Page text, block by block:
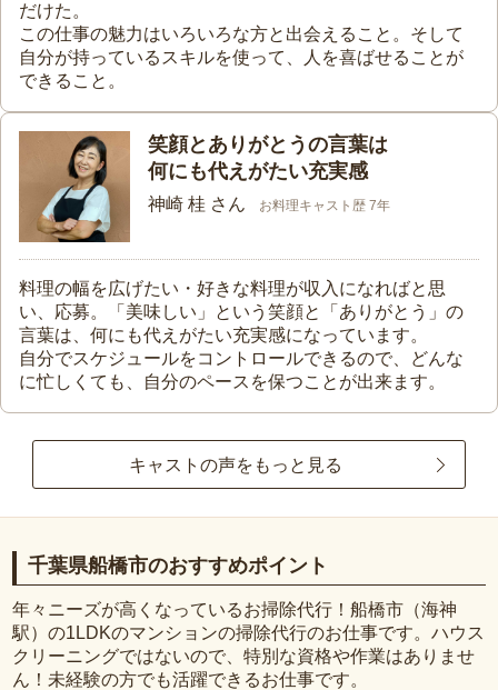
だけた。
この仕事の魅力はいろいろな方と出会えること。そして
自分が持っているスキルを使って、人を喜ばせることが
できること。
笑顔とありがとうの言葉は
何にも代えがたい充実感
神崎 桂 さん お料理キャスト歴 7年
料理の幅を広げたい・好きな料理が収入になればと思
い、応募。「美味しい」という笑顔と「ありがとう」の
言葉は、何にも代えがたい充実感になっています。
自分でスケジュールをコントロールできるので、どんな
に忙しくても、自分のペースを保つことが出来ます。
キャストの声をもっと見る
千葉県船橋市のおすすめポイント
年々ニーズが高くなっているお掃除代行！船橋市（海神
駅）の1LDKのマンションの掃除代行のお仕事です。ハウス
クリーニングではないので、特別な資格や作業はありませ
ん！未経験の方でも活躍できるお仕事です。